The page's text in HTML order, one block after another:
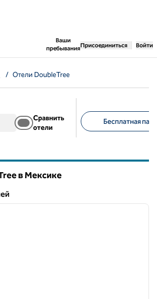
Ваши
пребывания
,открывается новая
Присоединиться Войти
/ Отели DoubleTree
Сравнить
отели
Бесплатная
в Мексике